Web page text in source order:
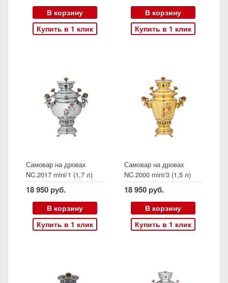
В корзину
Купить в 1 клик
В корзину
Купить в 1 клик
Самовар на дровах
NC.2017 mini/1 (1,7 л)
18 950 руб.
В корзину
Купить в 1 клик
Самовар на дровах
NC.2000 mini/3 (1,5 л)
18 950 руб.
В корзину
Купить в 1 клик